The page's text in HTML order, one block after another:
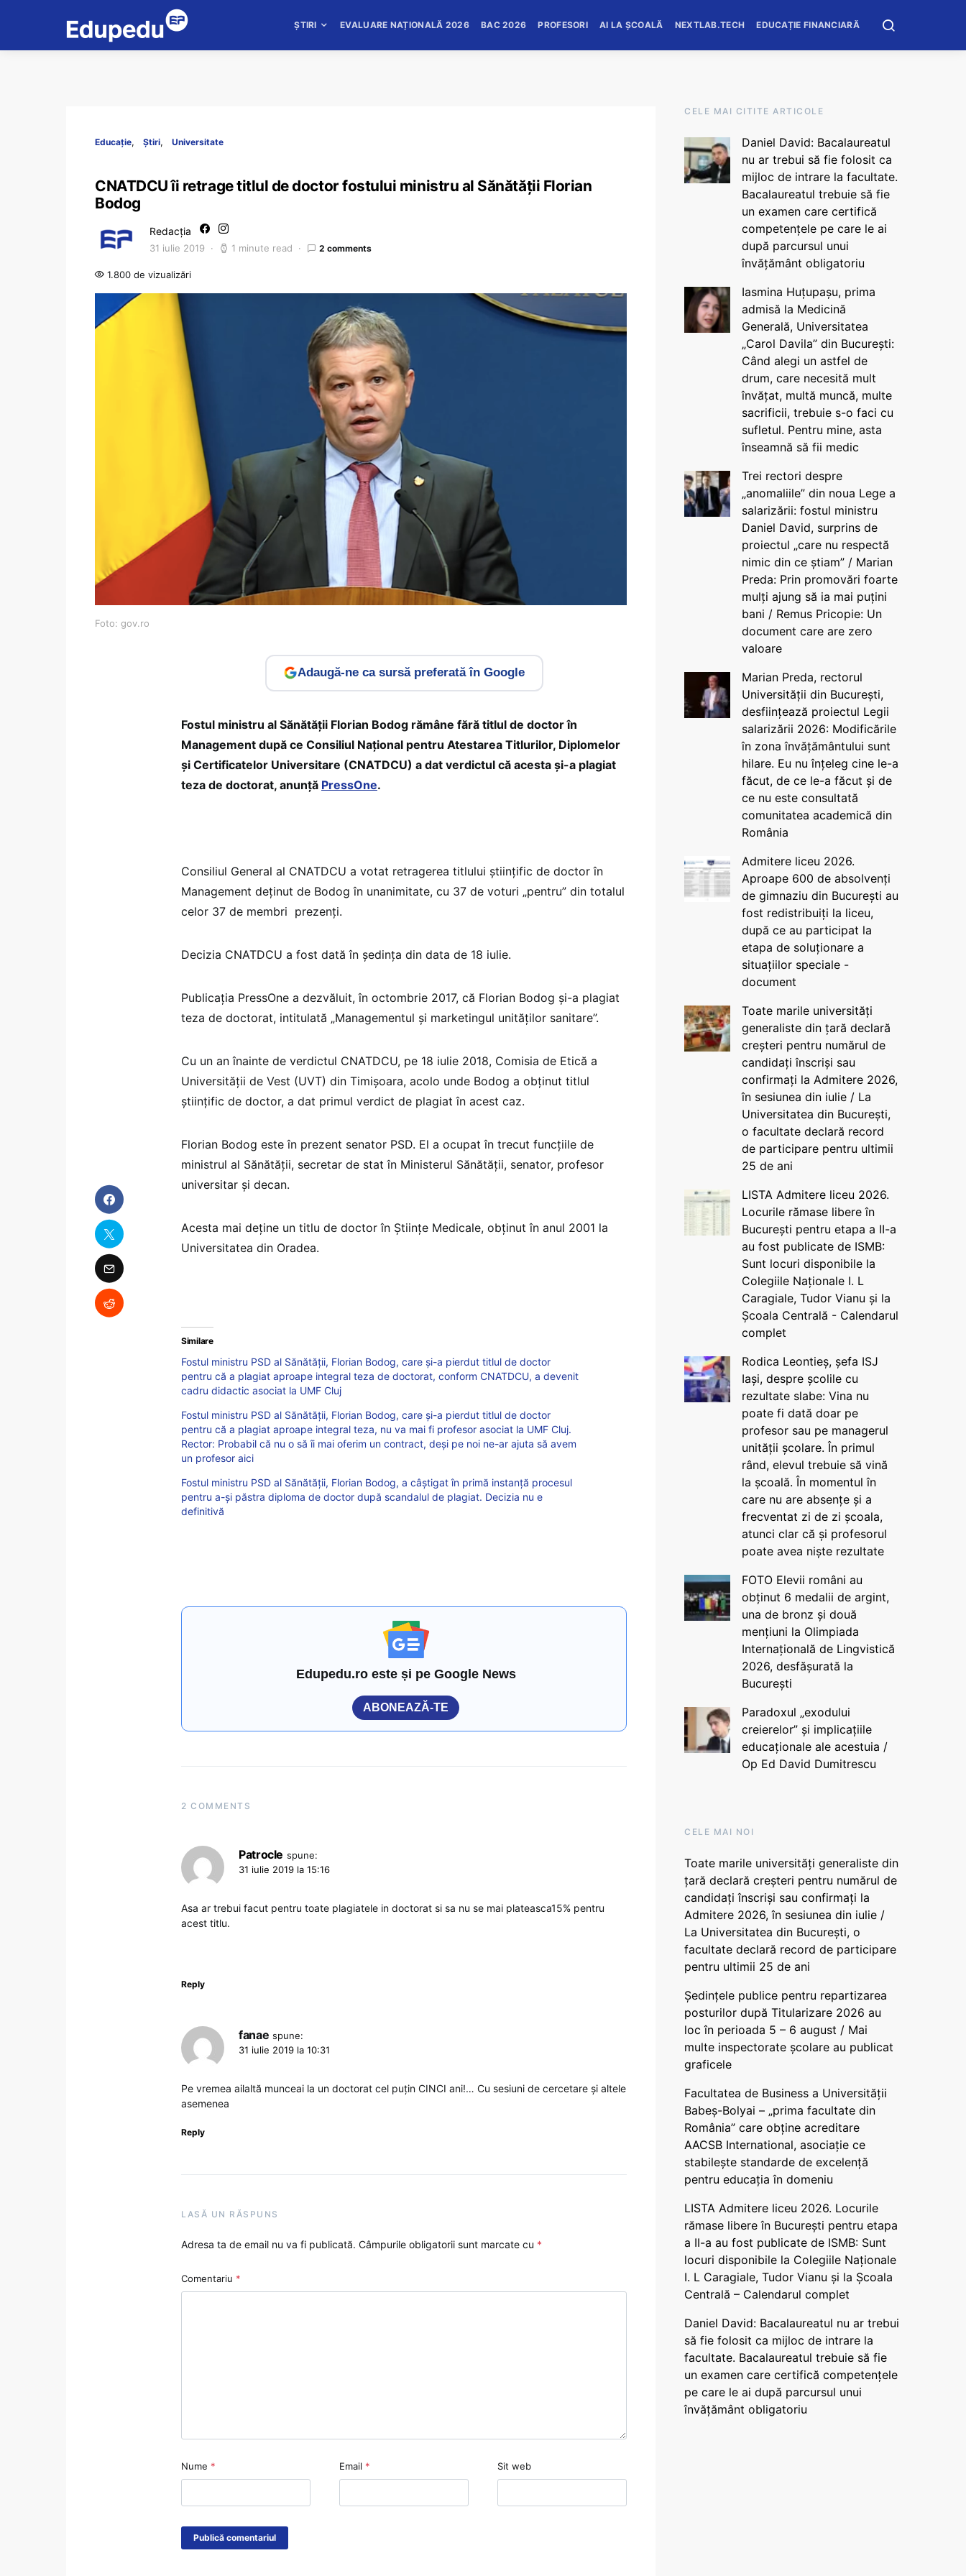
ȘTIRI EVALUARE NAȚIONALĂ 2026 BAC 2026 PROFESORI AI LA ȘCOALĂ NEXTLAB.TECH EDUCAȚIE FINANCIARĂ
Educație Știri Universitate
CNATDCU îi retrage titlul de doctor fostului ministru al Sănătăţii Florian
Bodog
Redacția
31 iulie 2019 1 minute read 2 comments
1.800 de vizualizări
Foto: gov.ro
Adaugă-ne ca sursă preferată în Google
Fostul ministru al Sănătății Florian Bodog rămâne fără titlul de doctor în
Management după ce Consiliul Național pentru Atestarea Titlurilor, Diplomelor
și Certificatelor Universitare (CNATDCU) a dat verdictul că acesta și-a plagiat
teza de doctorat, anunță PressOne.
Consiliul General al CNATDCU a votat retragerea titlului științific de doctor în
Management deținut de Bodog în unanimitate, cu 37 de voturi „pentru” din totalul
celor 37 de membri prezenți.
Decizia CNATDCU a fost dată în ședința din data de 18 iulie.
Publicația PressOne a dezvăluit, în octombrie 2017, că Florian Bodog și-a plagiat
teza de doctorat, intitulată „Managementul și marketingul unităților sanitare”.
Cu un an înainte de verdictul CNATDCU, pe 18 iulie 2018, Comisia de Etică a
Universității de Vest (UVT) din Timișoara, acolo unde Bodog a obținut titlul
științific de doctor, a dat primul verdict de plagiat în acest caz.
Florian Bodog este în prezent senator PSD. El a ocupat în trecut funcțiile de
ministrul al Sănătății, secretar de stat în Ministerul Sănătății, senator, profesor
universitar şi decan.
Acesta mai deține un titlu de doctor în Științe Medicale, obținut în anul 2001 la
Universitatea din Oradea.
Similare
Fostul ministru PSD al Sănătății, Florian Bodog, care și-a pierdut titlul de doctor
pentru că a plagiat aproape integral teza de doctorat, conform CNATDCU, a devenit
cadru didactic asociat la UMF Cluj
Fostul ministru PSD al Sănătății, Florian Bodog, care și-a pierdut titlul de doctor
pentru că a plagiat aproape integral teza, nu va mai fi profesor asociat la UMF Cluj.
Rector: Probabil că nu o să îi mai oferim un contract, deși pe noi ne-ar ajuta să avem
un profesor aici
Fostul ministru PSD al Sănătății, Florian Bodog, a câștigat în primă instanță procesul
pentru a-și păstra diploma de doctor după scandalul de plagiat. Decizia nu e
definitivă
Edupedu.ro este și pe Google News
ABONEAZĂ-TE
2 COMMENTS
Patrocle spune:
31 iulie 2019 la 15:16
Asa ar trebui facut pentru toate plagiatele in doctorat si sa nu se mai plateasca15% pentru
acest titlu.
Reply
fanae spune:
31 iulie 2019 la 10:31
Pe vremea ailaltă munceai la un doctorat cel puțin CINCI ani!… Cu sesiuni de cercetare și altele
asemenea
Reply
LASĂ UN RĂSPUNS
Adresa ta de email nu va fi publicată. Câmpurile obligatorii sunt marcate cu *
Comentariu *
Nume * Email * Sit web
CELE MAI CITITE ARTICOLE
Daniel David: Bacalaureatul
nu ar trebui să fie folosit ca
mijloc de intrare la facultate.
Bacalaureatul trebuie să fie
un examen care certifică
competențele pe care le ai
după parcursul unui
învățământ obligatoriu
Iasmina Huțupașu, prima
admisă la Medicină
Generală, Universitatea
„Carol Davila” din București:
Când alegi un astfel de
drum, care necesită mult
învățat, multă muncă, multe
sacrificii, trebuie s-o faci cu
sufletul. Pentru mine, asta
înseamnă să fii medic
Trei rectori despre
„anomaliile” din noua Lege a
salarizării: fostul ministru
Daniel David, surprins de
proiectul „care nu respectă
nimic din ce știam” / Marian
Preda: Prin promovări foarte
mulți ajung să ia mai puțini
bani / Remus Pricopie: Un
document care are zero
valoare
Marian Preda, rectorul
Universității din București,
desființează proiectul Legii
salarizării 2026: Modificările
în zona învățământului sunt
hilare. Eu nu înțeleg cine le-a
făcut, de ce le-a făcut și de
ce nu este consultată
comunitatea academică din
România
Admitere liceu 2026.
Aproape 600 de absolvenți
de gimnaziu din București au
fost redistribuiți la liceu,
după ce au participat la
etapa de soluționare a
situațiilor speciale -
document
Toate marile universități
generaliste din țară declară
creșteri pentru numărul de
candidați înscriși sau
confirmați la Admitere 2026,
în sesiunea din iulie / La
Universitatea din București,
o facultate declară record
de participare pentru ultimii
25 de ani
LISTA Admitere liceu 2026.
Locurile rămase libere în
București pentru etapa a II-a
au fost publicate de ISMB:
Sunt locuri disponibile la
Colegiile Naționale I. L
Caragiale, Tudor Vianu și la
Școala Centrală - Calendarul
complet
Rodica Leontieș, șefa ISJ
Iași, despre școlile cu
rezultate slabe: Vina nu
poate fi dată doar pe
profesor sau pe managerul
unității școlare. În primul
rând, elevul trebuie să vină
la școală. În momentul în
care nu are absențe și a
frecventat zi de zi școala,
atunci clar că și profesorul
poate avea niște rezultate
FOTO Elevii români au
obținut 6 medalii de argint,
una de bronz și două
mențiuni la Olimpiada
Internațională de Lingvistică
2026, desfășurată la
București
Paradoxul „exodului
creierelor” și implicațiile
educaționale ale acestuia /
Op Ed David Dumitrescu
CELE MAI NOI
Toate marile universități generaliste din
țară declară creșteri pentru numărul de
candidați înscriși sau confirmați la
Admitere 2026, în sesiunea din iulie /
La Universitatea din București, o
facultate declară record de participare
pentru ultimii 25 de ani
Ședințele publice pentru repartizarea
posturilor după Titularizare 2026 au
loc în perioada 5 – 6 august / Mai
multe inspectorate școlare au publicat
graficele
Facultatea de Business a Universității
Babeș-Bolyai – „prima facultate din
România” care obține acreditare
AACSB International, asociație ce
stabilește standarde de excelență
pentru educația în domeniu
LISTA Admitere liceu 2026. Locurile
rămase libere în București pentru etapa
a II-a au fost publicate de ISMB: Sunt
locuri disponibile la Colegiile Naționale
I. L Caragiale, Tudor Vianu și la Școala
Centrală – Calendarul complet
Daniel David: Bacalaureatul nu ar trebui
să fie folosit ca mijloc de intrare la
facultate. Bacalaureatul trebuie să fie
un examen care certifică competențele
pe care le ai după parcursul unui
învățământ obligatoriu